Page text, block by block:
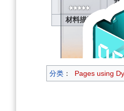
获
材料描述 有
分类 ： Pages using